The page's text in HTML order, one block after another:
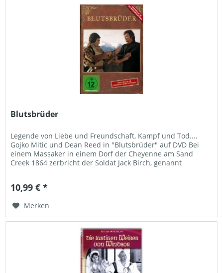
Blutsbrüder
Legende von Liebe und Freundschaft, Kampf und Tod....
Gojko Mitic und Dean Reed in "Blutsbrüder" auf DVD Bei
einem Massaker in einem Dorf der Cheyenne am Sand
Creek 1864 zerbricht der Soldat Jack Birch, genannt
10,99 € *
Merken